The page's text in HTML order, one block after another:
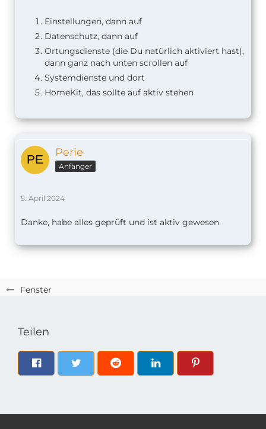
Fenster
Einstellungen, dann auf
Datenschutz, dann auf
Ortungsdienste (die Du natürlich aktiviert hast),
dann ganz nach unten scrollen auf
Systemdienste und dort
HomeKit, das sollte auf aktiv stehen
Perie
Anfänger
5. April 2024
Danke, habe alles geprüft und ist aktiv gewesen.
Teilen